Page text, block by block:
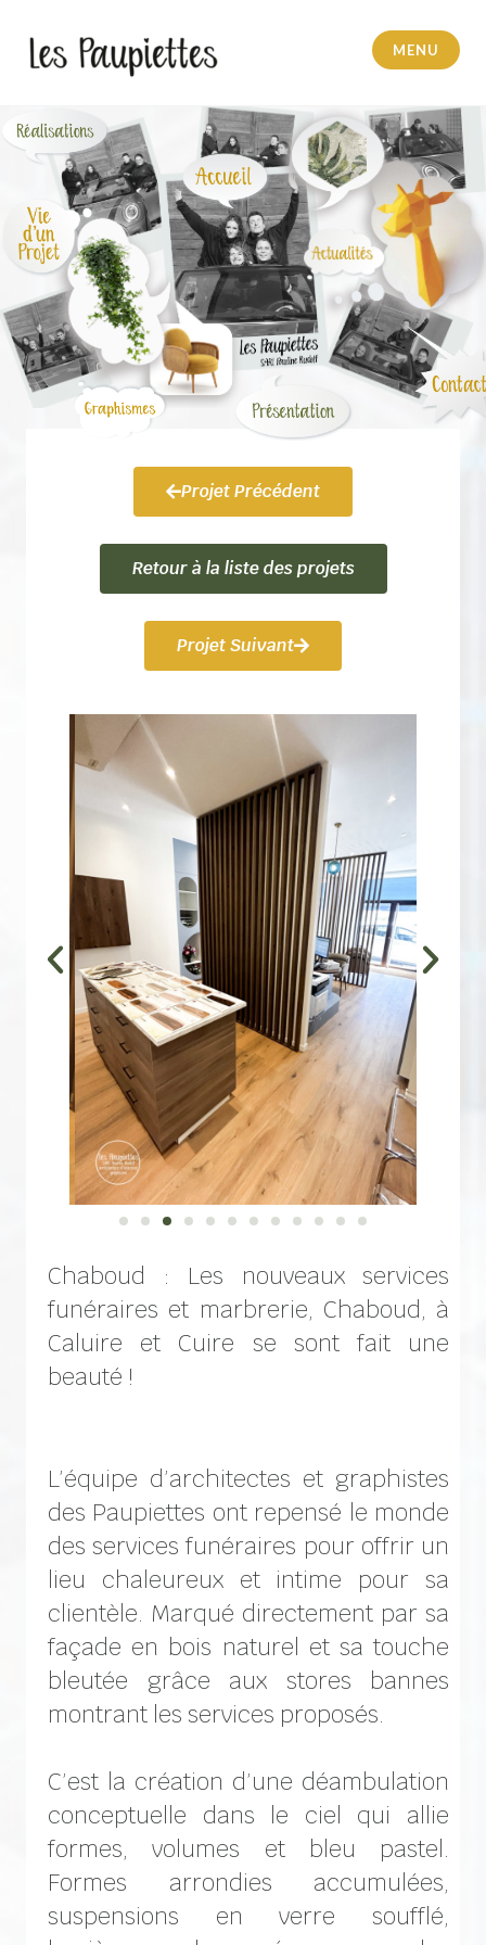
MENU
Projet Précédent
Retour à la liste des projets
Projet Suivant
Chaboud : Les nouveaux services
funéraires et marbrerie, Chaboud, à
Caluire et Cuire se sont fait une
beauté !
L’équipe d’architectes et graphistes
des Paupiettes ont repensé le monde
des services funéraires pour offrir un
lieu chaleureux et intime pour sa
clientèle. Marqué directement par sa
façade en bois naturel et sa touche
bleutée grâce aux stores bannes
montrant les services proposés.
C’est la création d’une déambulation
conceptuelle dans le ciel qui allie
formes, volumes et bleu pastel.
Formes arrondies accumulées,
suspensions en verre soufflé,